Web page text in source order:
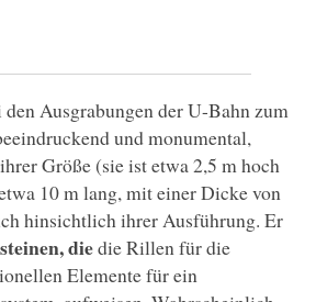
Ausgrabungen der U-Bahn zum
und monumental,
Größe (sie ist etwa 2,5 m hoch
10 m lang, mit einer Dicke von
hinsichtlich ihrer Ausführung. Er
diedie Rillen für die
Elemente für ein